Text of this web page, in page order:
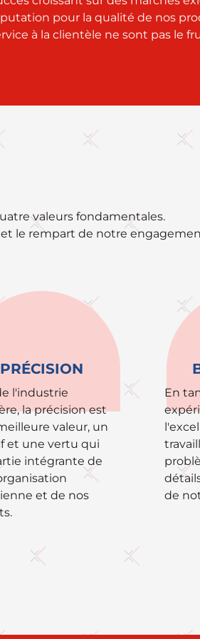
pour la qualité de nos
à la clientèle ne sont pas le
valeurs fondamentales.
le rempart de notre
PRÉCISION
l'industrie
la précision est
valeur, un
et une vertu qui
intégrante de
et de nos
En
de